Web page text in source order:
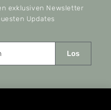
exklusiven Newsletter
Updates
Los